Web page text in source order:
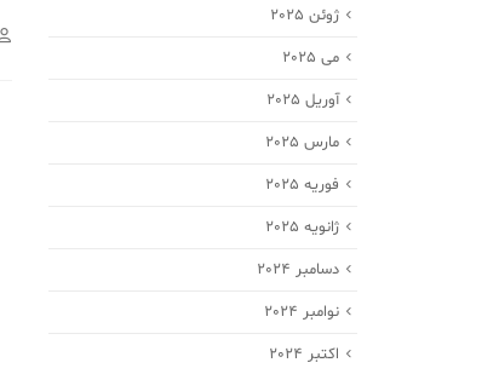
ژوئن 2025
می 2025
آوریل 2025
مارس 2025
فوریه 2025
ژانویه 2025
دسامبر 2024
نوامبر 2024
اکتبر 2024